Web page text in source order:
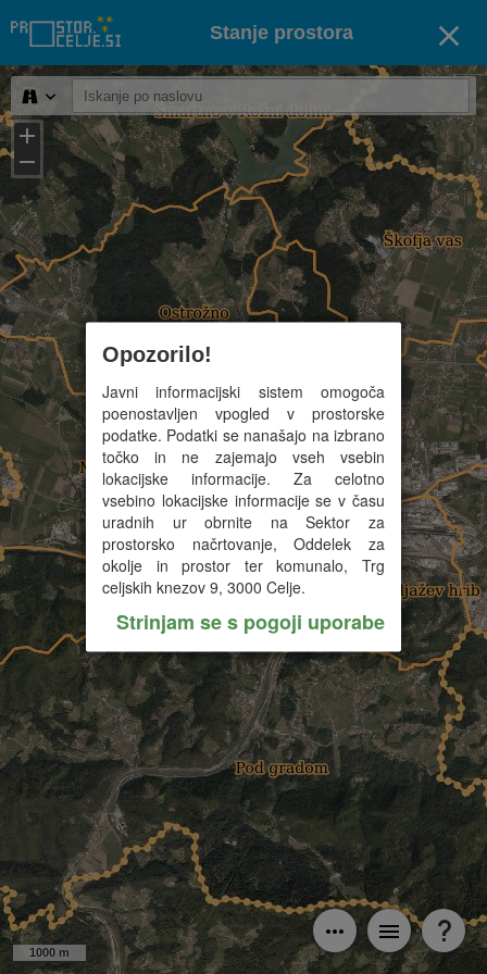
1000 m
Stanje prostora
Opozorilo!
Javni informacijski sistem omogoča
poenostavljen vpogled v prostorske
podatke. Podatki se nanašajo na izbrano
točko in ne zajemajo vseh vsebin
lokacijske informacije. Za celotno
vsebino lokacijske informacije se v času
uradnih ur obrnite na Sektor za
prostorsko načrtovanje, Oddelek za
okolje in prostor ter komunalo, Trg
celjskih knezov 9, 3000 Celje.
Strinjam se s pogoji uporabe